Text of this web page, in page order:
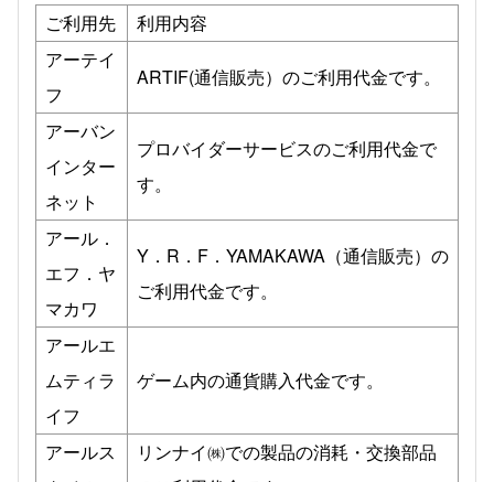
ご利用先
利用内容
アーテイ
フ
ARTIF(通信販売）のご利用代金です。
アーバン
インター
ネット
プロバイダーサービスのご利用代金で
す。
アール．
エフ．ヤ
マカワ
Y．R．F．YAMAKAWA（通信販売）の
ご利用代金です。
アールエ
ムティラ
イフ
ゲーム内の通貨購入代金です。
アールス
リンナイ㈱での製品の消耗・交換部品